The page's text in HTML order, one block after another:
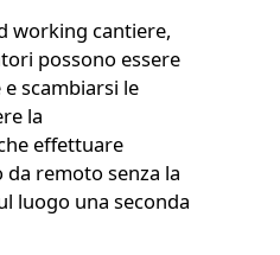
working cantiere,
possono essere
scambiarsi le
la
effettuare
remoto senza la
luogo una seconda